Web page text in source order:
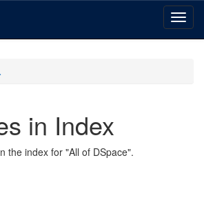
in Index
the index for "All of DSpace".